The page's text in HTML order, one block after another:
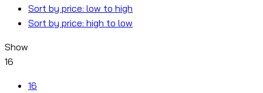
Sort by price: low to high
Sort by price: high to low
Show
16
16